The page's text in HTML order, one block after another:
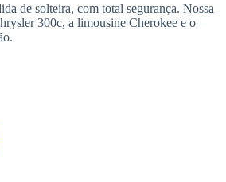
de solteira, com total segurança. Nossa
300c, a limousine Cherokee e o